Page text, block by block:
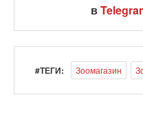
в
#ТЕГИ: Зоомагазин